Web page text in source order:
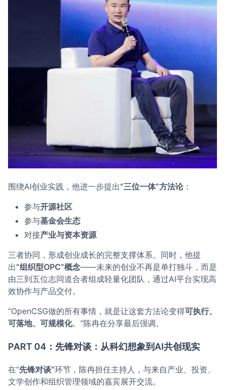
围绕AI创业实践，他进一步提出“三位一体”方法论：
参与开源社区
参与基金会生态
对接产业与资本资源
三者协同，形成创业成长的完整支撑体系。同时，他提
出“组织型OPC”概念——未来的创业不再是单打独斗，而是
由三到五位志同道合者组成轻量化团队，通过AI平台实现高
效协作与产品交付。
“OpenCSG做的所有事情，就是让这套方法论变得可执行、
可落地、可规模化。”陈冉在分享最后强调。
PART 04：先锋对谈：从科幻想象到AI共创现实
在“先锋对谈”环节，陈冉担任主持人，与来自产业、投资、
文学创作和组织管理领域的嘉宾展开交流。